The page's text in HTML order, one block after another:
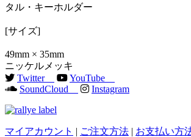
タル・キーホルダー
[サイズ]
49mm × 35mm
ニッケルメッキ
Twitter
YouTube
SoundCloud
Instagram
マイアカウント | ご注文方法 | お支払い方